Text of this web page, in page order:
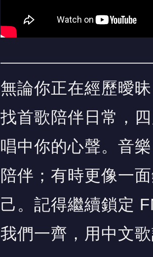
無論你正在經歷曖
找首歌陪伴日常，
唱中你的心聲。音
陪伴；有時更像一
己。記得繼續鎖定
我們一齊，用中文